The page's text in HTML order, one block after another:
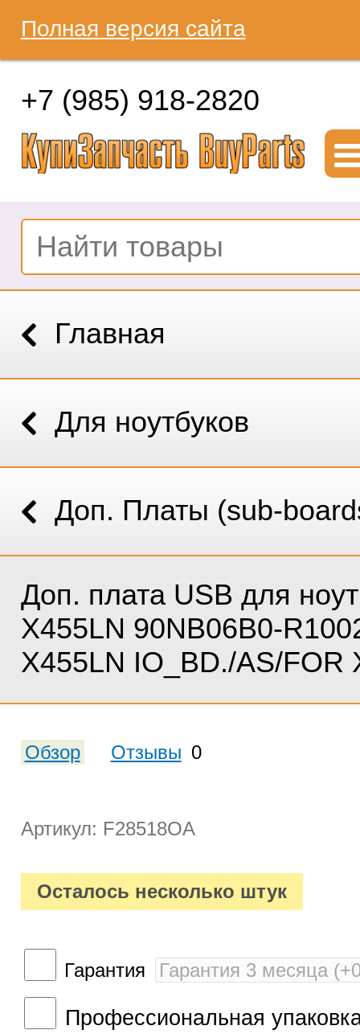
Полная версия сайта
+7 (985) 918-2820
Главная
Для ноутбуков
Доп. Платы (sub-
Доп. плата USB для
X455LN 90NB06B0-
X455LN IO_BD./AS/FOR
Обзор Отзывы 0
Артикул: F28518OA
Осталось несколько штук
Гарантия
Профессиональная